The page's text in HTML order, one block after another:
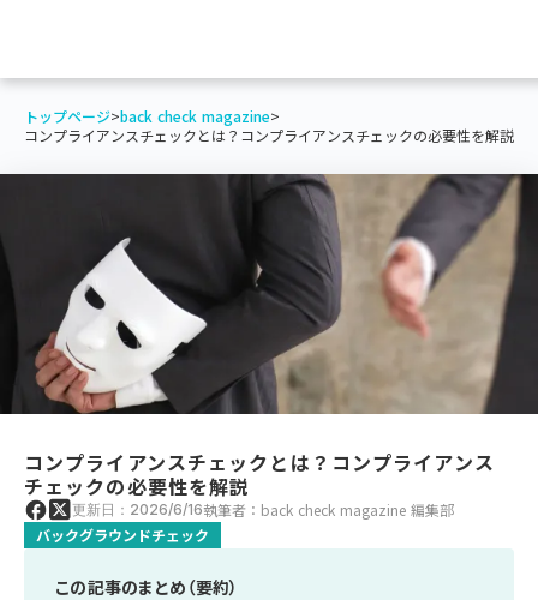
トップページ>back check magazine>
コンプライアンスチェックとは？コンプライアンスチェックの必要性を解説
コンプライアンスチェックとは？コンプライアンス
チェックの必要性を解説
更新日：2026/6/16執筆者：back check magazine 編集部
バックグラウンドチェック
この記事のまとめ（要約）